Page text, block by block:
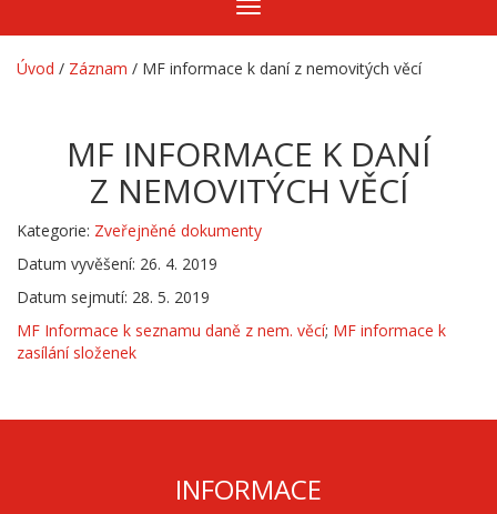
Zobrazit/skrýt
navigaci
Úvod / Záznam / MF informace k daní z nemovitých věcí
MF INFORMACE K DANÍ
Z NEMOVITÝCH VĚCÍ
Kategorie: Zveřejněné dokumenty
Datum vyvěšení: 26. 4. 2019
Datum sejmutí: 28. 5. 2019
MF Informace k seznamu daně z nem. věcí; MF informace k
zasílání složenek
INFORMACE